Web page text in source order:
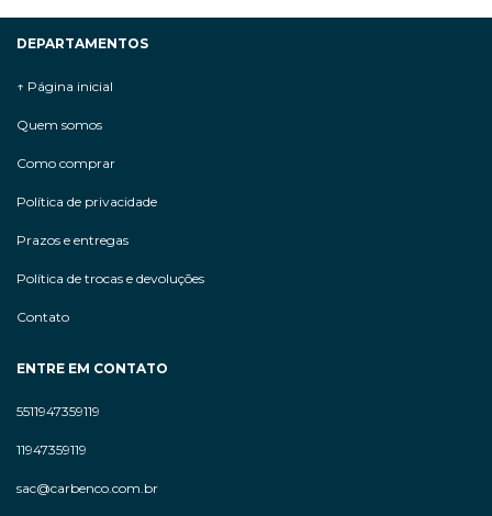
DEPARTAMENTOS
↑ Página inicial
Quem somos
Como comprar
Política de privacidade
Prazos e entregas
Política de trocas e devoluções
Contato
ENTRE EM CONTATO
5511947359119
11947359119
sac@carbenco.com.br